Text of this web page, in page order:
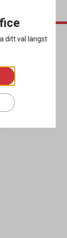
ditt val längst